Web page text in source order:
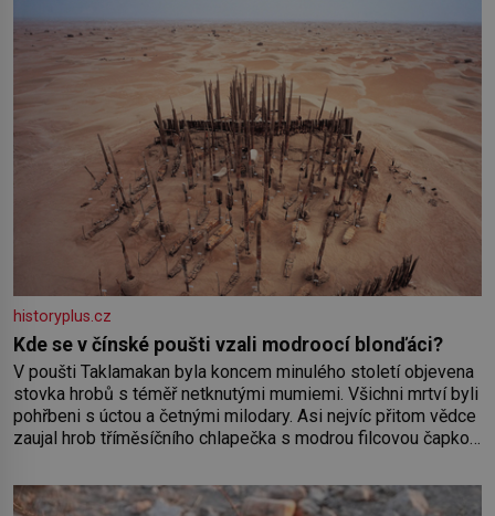
historyplus.cz
Kde se v čínské poušti vzali modroocí blonďáci?
V poušti Taklamakan byla koncem minulého století objevena
stovka hrobů s téměř netknutými mumiemi. Všichni mrtví byli
pohřbeni s úctou a četnými milodary. Asi nejvíc přitom vědce
zaujal hrob tříměsíčního chlapečka s modrou filcovou čapkou,
nesmírně dobře zachovalá, přičítají odborníci zdejším
klimatickým podmínkám. Sucho, prosolené písky a extrémně